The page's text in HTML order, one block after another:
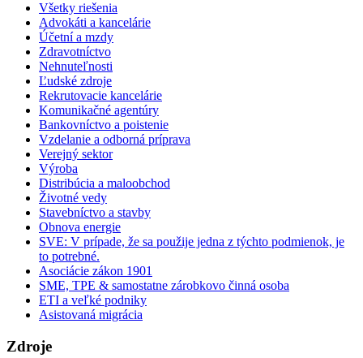
Všetky riešenia
Advokáti a kancelárie
Účetní a mzdy
Zdravotníctvo
Nehnuteľnosti
Ľudské zdroje
Rekrutovacie kancelárie
Komunikačné agentúry
Bankovníctvo a poistenie
Vzdelanie a odborná príprava
Verejný sektor
Výroba
Distribúcia a maloobchod
Životné vedy
Stavebníctvo a stavby
Obnova energie
SVE: V prípade, že sa použije jedna z týchto podmienok, je
to potrebné.
Asociácie zákon 1901
SME, TPE & samostatne zárobkovo činná osoba
ETI a veľké podniky
Asistovaná migrácia
Zdroje